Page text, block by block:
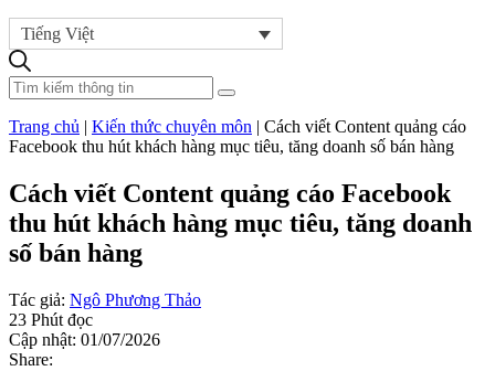
Tiếng Việt
Trang chủ | Kiến thức chuyên môn | Cách viết Content quảng cáo
Facebook thu hút khách hàng mục tiêu, tăng doanh số bán hàng
Cách viết Content quảng cáo Facebook
thu hút khách hàng mục tiêu, tăng doanh
số bán hàng
Tác giả: Ngô Phương Thảo
23 Phút đọc
Cập nhật: 01/07/2026
Share: